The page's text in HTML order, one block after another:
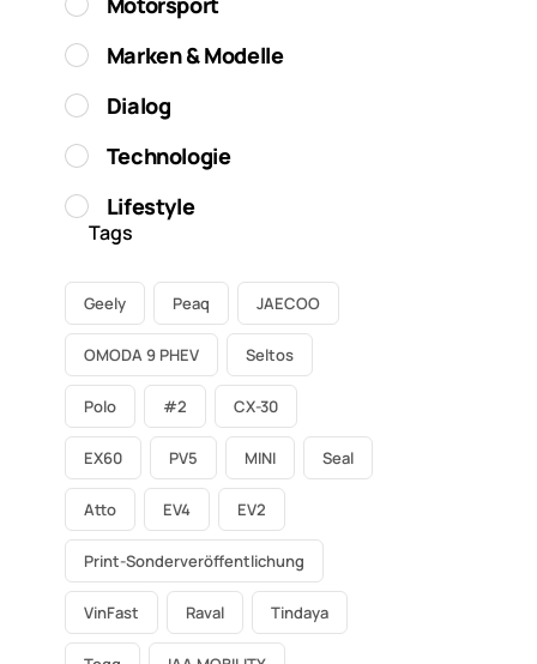
Marken & Modelle
Dialog
Technologie
Lifestyle
Tags
Geely Peaq JAECOO
OMODA 9 PHEV Seltos
Polo #2 CX-30
EX60 PV5 MINI Seal
Atto EV4 EV2
Print-Sonderveröffentlichung
VinFast Raval Tindaya